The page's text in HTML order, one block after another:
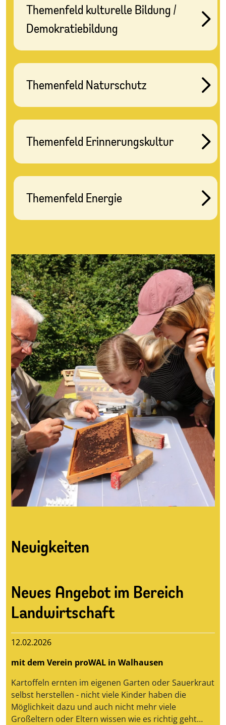
Themenfeld kulturelle Bildung /
Demokratiebildung
Themenfeld Naturschutz
Themenfeld Erinnerungskultur
Themenfeld Energie
Neuigkeiten
Neues Angebot im Bereich
Landwirtschaft
12.02.2026
mit dem Verein proWAL in Walhausen
Kartoffeln ernten im eigenen Garten oder Sauerkraut
selbst herstellen - nicht viele Kinder haben die
Möglichkeit dazu und auch nicht mehr viele
Großeltern oder Eltern wissen wie es richtig geht…